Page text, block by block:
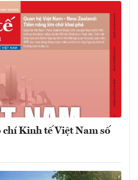
Kinh tế Việt Nam số